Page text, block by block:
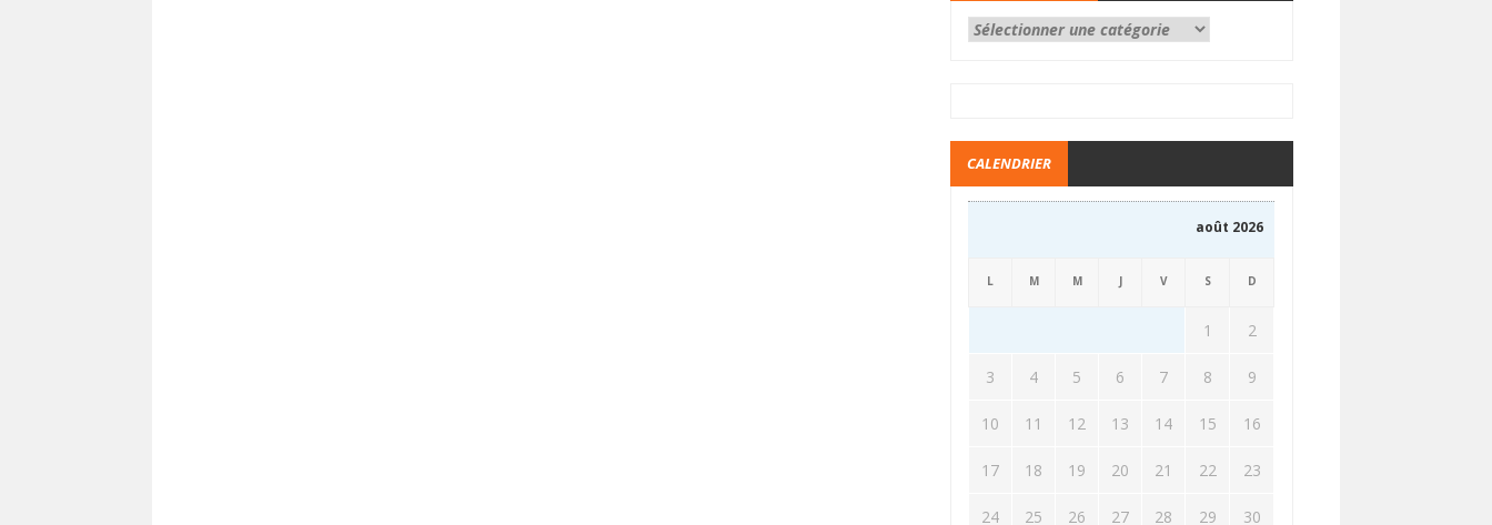
CALENDRIER
août 2026
L M M J V S D
1 2
3 4 5 6 7 8 9
10 11 12 13 14 15 16
17 18 19 20 21 22 23
24 25 26 27 28 29 30